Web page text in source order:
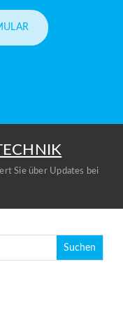
Sie über Updates bei